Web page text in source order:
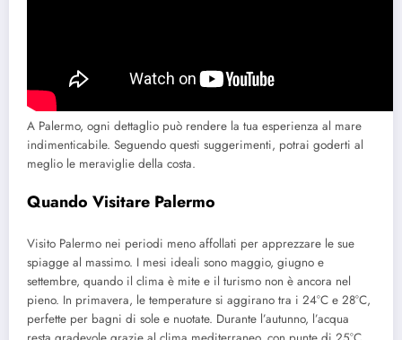
A Palermo, ogni dettaglio può rendere la tua esperienza al mare
indimenticabile. Seguendo questi suggerimenti, potrai goderti al
meglio le meraviglie della costa.
Quando Visitare Palermo
Visito Palermo nei periodi meno affollati per apprezzare le sue
spiagge al massimo. I mesi ideali sono maggio, giugno e
settembre, quando il clima è mite e il turismo non è ancora nel
pieno. In primavera, le temperature si aggirano tra i 24°C e 28°C,
perfette per bagni di sole e nuotate. Durante l’autunno, l’acqua